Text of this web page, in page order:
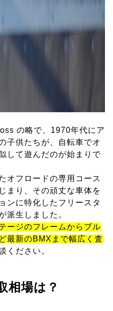
の略で、1970年代にア
子供たちが、自転車でオ
して遊んだのが始まりで
オフロードの専用コース
まり、その頑丈な車体を
ンに特化したフリースタ
派生しました。
ージのフレームからブル
最新のBMXまで幅広く査
ください。
相場は？